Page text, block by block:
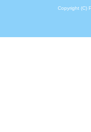
Copyright (C)